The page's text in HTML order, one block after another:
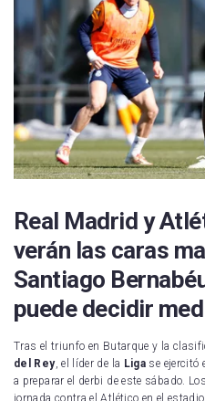
Real Madrid y
verán las caras
Santiago
puede decidir
Tras el triunfo en Butarque y la
del Rey, el líder de la Liga se ejercitó
a preparar el derbi de este sábado.
jornada contra el Atlético en el estadio